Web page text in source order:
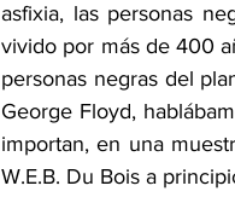
asfixia, las personas
vivido por más de 400
personas negras del
George Floyd,
importan, en una
W.E.B. Du Bois a